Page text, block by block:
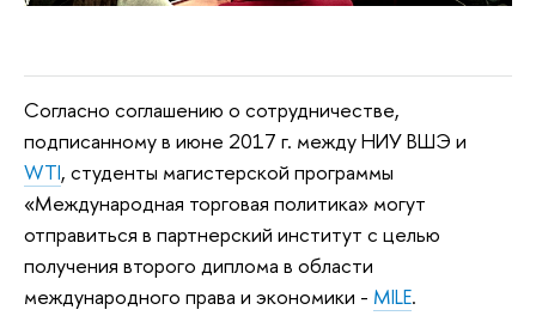
Согласно соглашению о сотрудничестве,
подписанному в июне 2017 г. между НИУ ВШЭ и
WTI, студенты магистерской программы
«Международная торговая политика» могут
отправиться в партнерский институт с целью
получения второго диплома в области
международного права и экономики - MILE.